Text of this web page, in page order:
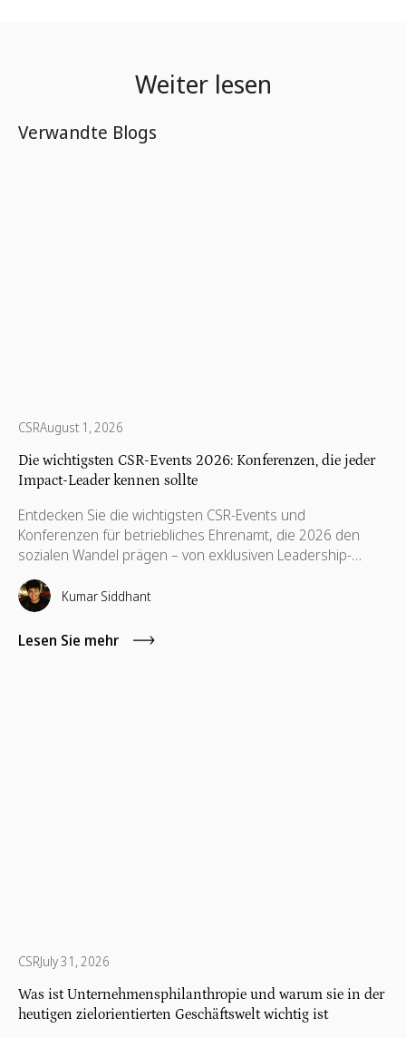
Weiter lesen
Verwandte Blogs
CSRAugust 1, 2026
Die wichtigsten CSR-Events 2026: Konferenzen, die jeder
Impact-Leader kennen sollte
Entdecken Sie die wichtigsten CSR-Events und
Konferenzen für betriebliches Ehrenamt, die 2026 den
sozialen Wandel prägen – von exklusiven Leadership-
Summits bis hin zu praxisorientierten Networking-
Formaten. Dieser Leitfaden stellt die besten Konferenzen
für CSR-Verantwortliche, Experten für
Mitarbeiterengagement, ESG-Teams und Akteure im
Kumar Siddhant
Lesen Sie mehr
CSRJuly 31, 2026
Was ist Unternehmensphilanthropie und warum sie in der
heutigen zielorientierten Geschäftswelt wichtig ist